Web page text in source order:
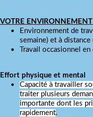
VOTRE ENVIRONNEMENT
Environnement de
semaine) et à
Travail occasionnel
Effort physique et mental
Capacité à travailler
traiter plusieurs
importante dont les
rapidement.